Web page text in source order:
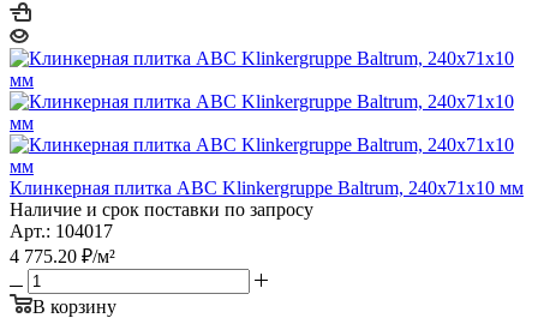
Клинкерная плитка ABC Klinkergruppe Baltrum, 240х71х10 мм
Наличие и срок поставки по запросу
Арт.: 104017
4 775.20 ₽/м²
В корзину